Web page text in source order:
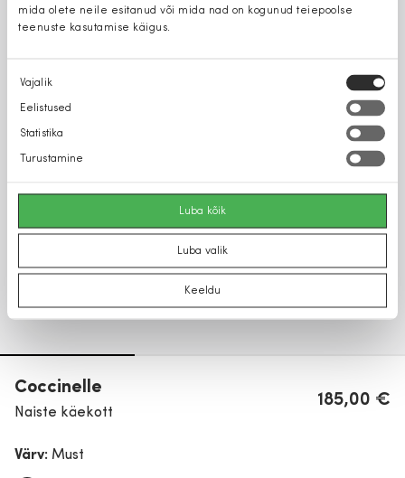
mida olete neile esitanud või mida nad on kogunud teiepoolse
teenuste kasutamise käigus.
Nõusoleku
valik
Vajalik
Eelistused
Statistika
Turustamine
Luba kõik
Luba valik
Keeldu
Coccinelle
Naiste käekott
185,00 €
Värv: Must